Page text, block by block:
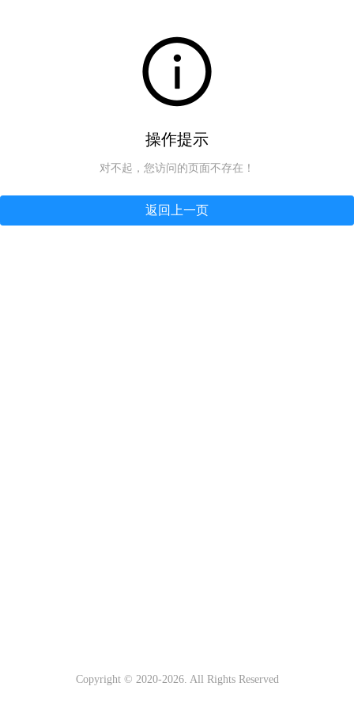
操作提示
对不起，您访问的页面不存在！
返回上一页
Copyright © 2020-2026. All Rights Reserved